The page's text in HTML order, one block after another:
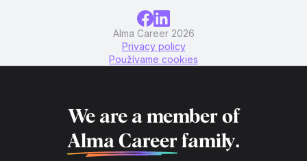
Alma Career 2026
Privacy policy
Používame cookies
We are a member of
Alma Career family.